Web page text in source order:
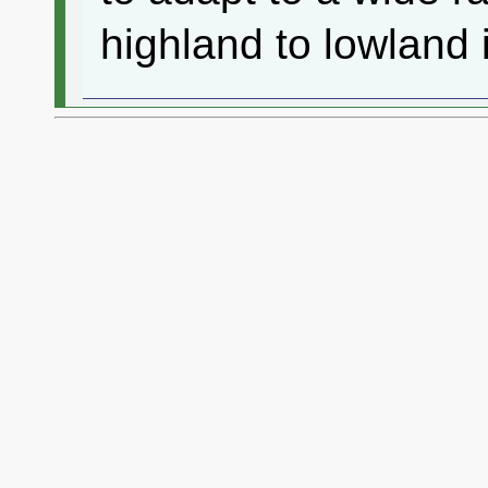
highland to